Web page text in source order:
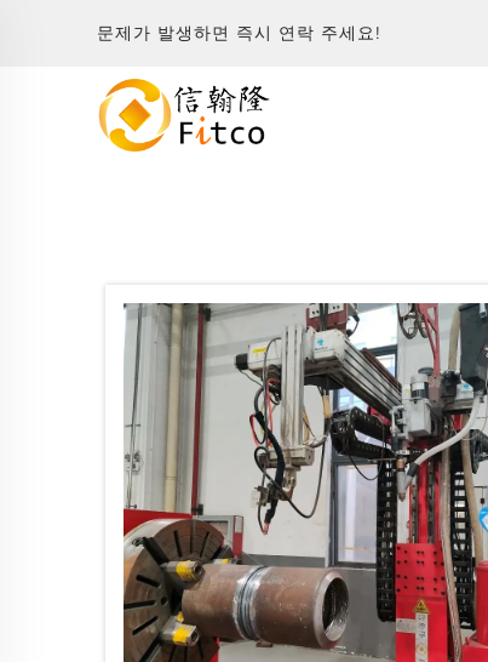
문제가 발생하면 즉시 연락 주세요!